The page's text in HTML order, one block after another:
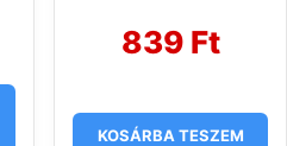
839 Ft
KOSÁRBA TESZEM